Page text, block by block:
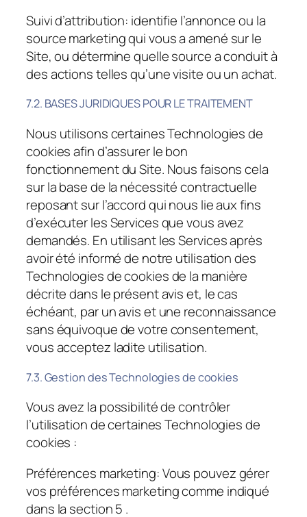
Suivi d’attribution: identifie l’annonce ou la
source marketing qui vous a amené sur le
Site, ou détermine quelle source a conduit à
des actions telles qu’une visite ou un achat.
7.2. BASES JURIDIQUES POUR LE TRAITEMENT
Nous utilisons certaines Technologies de
cookies afin d’assurer le bon
fonctionnement du Site. Nous faisons cela
sur la base de la nécessité contractuelle
reposant sur l’accord qui nous lie aux fins
d’exécuter les Services que vous avez
demandés. En utilisant les Services après
avoir été informé de notre utilisation des
Technologies de cookies de la manière
décrite dans le présent avis et, le cas
échéant, par un avis et une reconnaissance
sans équivoque de votre consentement,
vous acceptez ladite utilisation.
7.3. Gestion des Technologies de cookies
Vous avez la possibilité de contrôler
l’utilisation de certaines Technologies de
cookies :
Préférences marketing: Vous pouvez gérer
vos préférences marketing comme indiqué
dans la section 5 .